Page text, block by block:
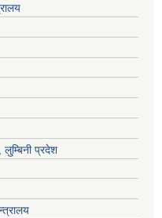
लु्म्बिनी प्रदेश